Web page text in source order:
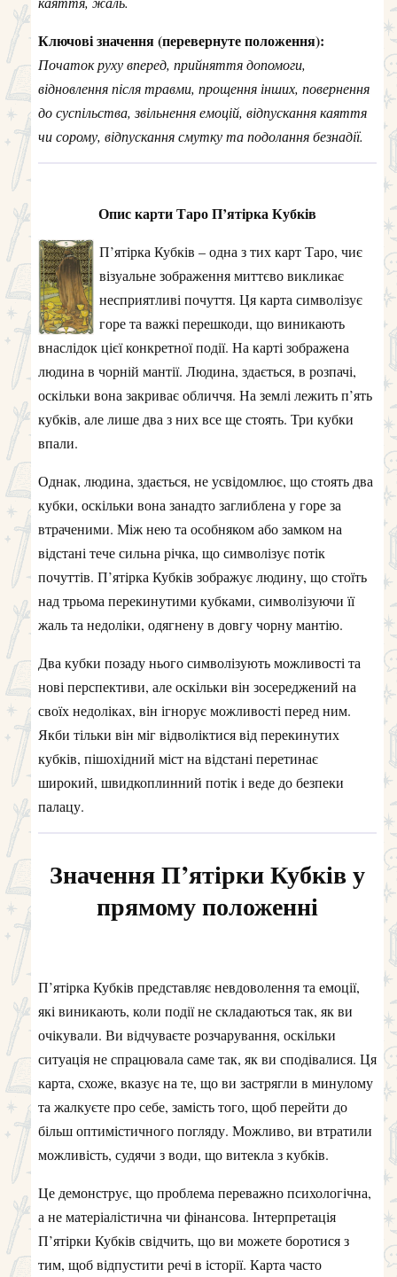
Ключові значення (перевернуте положення):
Початок руху вперед, прийняття допомоги,
відновлення після травми, прощення інших, повернення
до суспільства, звільнення емоцій, відпускання каяття
чи сорому, відпускання смутку та подолання безнадії.
Опис карти Таро П’ятірка Кубків
П’ятірка Кубків – одна з тих карт Таро, чиє
візуальне зображення миттєво викликає
несприятливі почуття. Ця карта символізує
горе та важкі перешкоди, що виникають
внаслідок цієї конкретної події. На карті зображена
людина в чорній мантії. Людина, здається, в розпачі,
оскільки вона закриває обличчя. На землі лежить п’ять
кубків, але лише два з них все ще стоять. Три кубки
впали.
Однак, людина, здається, не усвідомлює, що стоять два
кубки, оскільки вона занадто заглиблена у горе за
втраченими. Між нею та особняком або замком на
відстані тече сильна річка, що символізує потік
почуттів. П’ятірка Кубків зображує людину, що стоїть
над трьома перекинутими кубками, символізуючи її
жаль та недоліки, одягнену в довгу чорну мантію.
Два кубки позаду нього символізують можливості та
нові перспективи, але оскільки він зосереджений на
своїх недоліках, він ігнорує можливості перед ним.
Якби тільки він міг відволіктися від перекинутих
кубків, пішохідний міст на відстані перетинає
широкий, швидкоплинний потік і веде до безпеки
палацу.
Значення П’ятірки Кубків у
прямому положенні
П’ятірка Кубків представляє невдоволення та емоції,
які виникають, коли події не складаються так, як ви
очікували. Ви відчуваєте розчарування, оскільки
ситуація не спрацювала саме так, як ви сподівалися. Ця
карта, схоже, вказує на те, що ви застрягли в минулому
та жалкуєте про себе, замість того, щоб перейти до
більш оптимістичного погляду. Можливо, ви втратили
можливість, судячи з води, що витекла з кубків.
Це демонструє, що проблема переважно психологічна,
а не матеріалістична чи фінансова. Інтерпретація
П’ятірки Кубків свідчить, що ви можете боротися з
тим, щоб відпустити речі в історії. Карта часто